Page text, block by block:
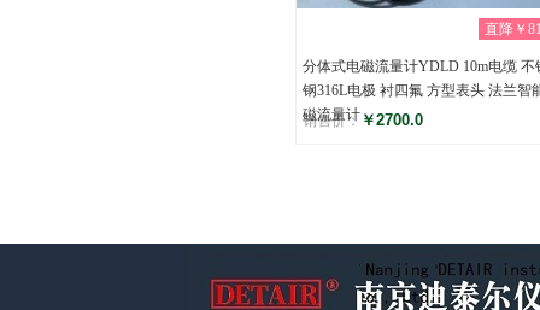
直降￥
分体式电磁流量计YDLD 10m电缆 不
钢316L电极 衬四氟 方型表头 法兰智
磁流量计
销售价： ￥2700.0